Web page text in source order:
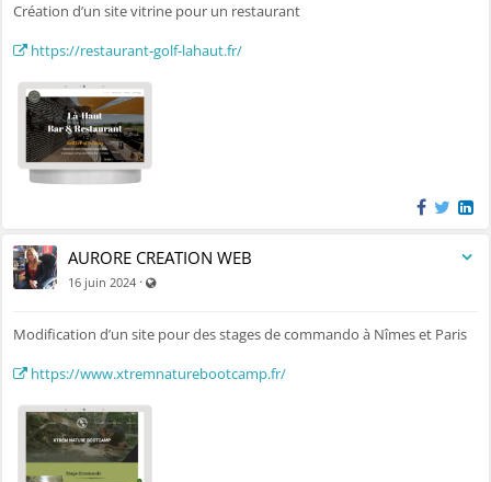
Création d’un site vitrine pour un restaurant
https://restaurant-golf-lahaut.fr/
AURORE CREATION WEB
16 juin 2024 ·
Modification d’un site pour des stages de commando à Nîmes et Paris
https://www.xtremnaturebootcamp.fr/